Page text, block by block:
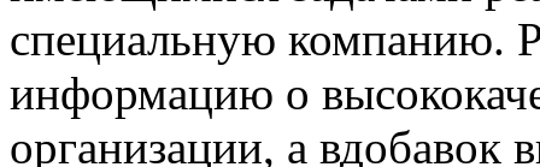
специальную компанию.
информацию о
организации, а вдобавок